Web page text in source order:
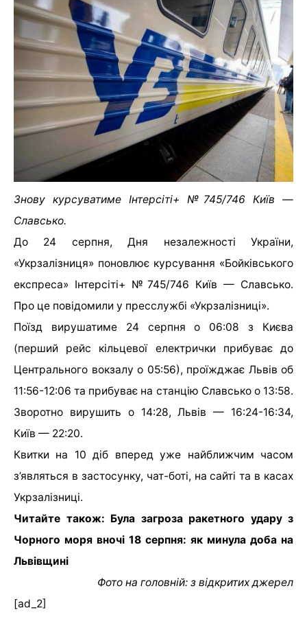
Знову курсуватиме Інтерсіті+ №745/746 Київ —
Славсько.
До 24 серпня, Дня незалежності України,
«Укрзалізниця» поновлює курсування «Бойківського
експреса» Інтерсіті+ №745/746 Київ — Славсько.
Про це повідомили у пресслужбі «Укрзалізниці».
Поїзд вирушатиме 24 серпня о 06:08 з Києва
(перший рейс кільцевої електрички прибуває до
Центрального вокзалу о 05:56), проїжджає Львів об
11:56-12:06 та прибуває на станцію Славсько о 13:58.
Зворотно вирушить о 14:28, Львів — 16:24-16:34,
Київ — 22:20.
Квитки на 10 діб вперед уже найближчим часом
з’являться в застосунку, чат-боті, на сайті та в касах
Укрзалізниці.
Читайте також: Була загроза ракетного удару з
Чорного моря вночі 18 серпня: як минула доба на
Львівщині
Фото на головній: з відкритих джерел
[ad_2]